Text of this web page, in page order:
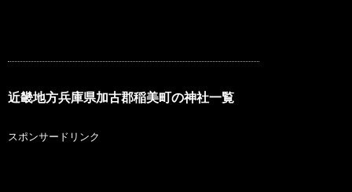
近畿地方兵庫県加古郡稲美町の神社一覧
スポンサードリンク